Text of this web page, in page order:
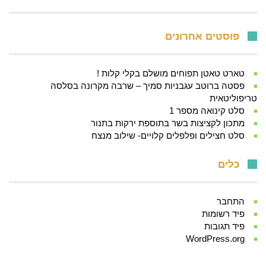
פוסטים אחרונים
טארט טאטן תפוחים מושלם בקלי קלות !
פסטה ברוטב עגבניות סמיך – שרבה מקרונה בסלסה
טריפוליטאית
סלט קינואה מספר 1
מתכון לקציצות בשר בתוספת ירקות בתנור
סלט חצילים ופלפלים קלויים- שילוב מנצח
כלים
התחבר
פיד רשומות
פיד תגובות
WordPress.org